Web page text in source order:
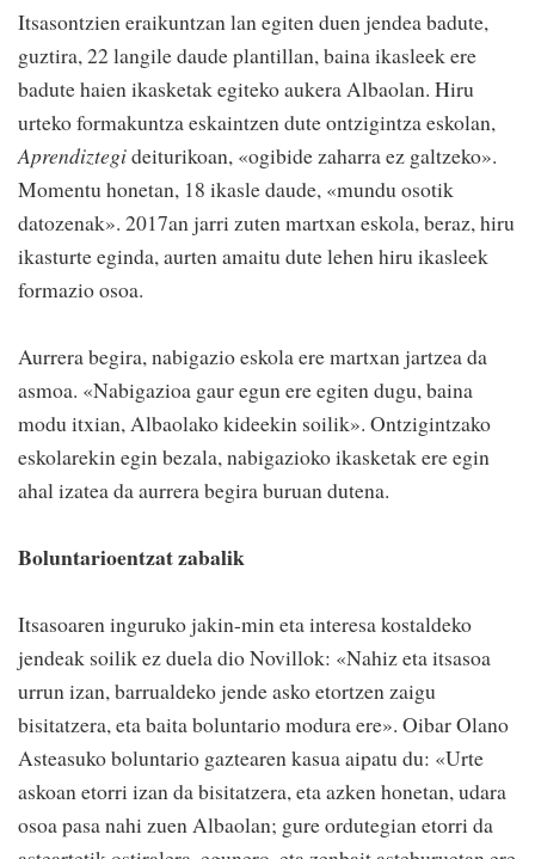
Itsasontzien eraikuntzan lan egiten duen jendea badute,
guztira, 22 langile daude plantillan, baina ikasleek ere
badute haien ikasketak egiteko aukera Albaolan. Hiru
urteko formakuntza eskaintzen dute ontzigintza eskolan,
Aprendiztegideiturikoan, «ogibide zaharra ez galtzeko».
Momentu honetan, 18 ikasle daude, «mundu osotik
datozenak». 2017an jarri zuten martxan eskola, beraz, hiru
ikasturte eginda, aurten amaitu dute lehen hiru ikasleek
formazio osoa.
Aurrera begira, nabigazio eskola ere martxan jartzea da
asmoa. «Nabigazioa gaur egun ere egiten dugu, baina
modu itxian, Albaolako kideekin soilik». Ontzigintzako
eskolarekin egin bezala, nabigazioko ikasketak ere egin
ahal izatea da aurrera begira buruan dutena.
Boluntarioentzat zabalik
Itsasoaren inguruko jakin-min eta interesa kostaldeko
jendeak soilik ez duela dio Novillok: «Nahiz eta itsasoa
urrun izan, barrualdeko jende asko etortzen zaigu
bisitatzera, eta baita boluntario modura ere». Oibar Olano
Asteasuko boluntario gaztearen kasua aipatu du: «Urte
askoan etorri izan da bisitatzera, eta azken honetan, udara
osoa pasa nahi zuen Albaolan; gure ordutegian etorri da